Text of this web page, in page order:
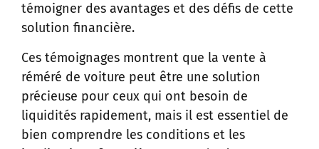
témoigner des avantages et des défis de cette
solution financière.
Ces témoignages montrent que la vente à
réméré de voiture peut être une solution
précieuse pour ceux qui ont besoin de
liquidités rapidement, mais il est essentiel de
bien comprendre les conditions et les